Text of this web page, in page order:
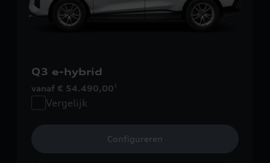
Q3 e-hybrid
vanaf € 54.490,00 1
Vergelijk
Configureren